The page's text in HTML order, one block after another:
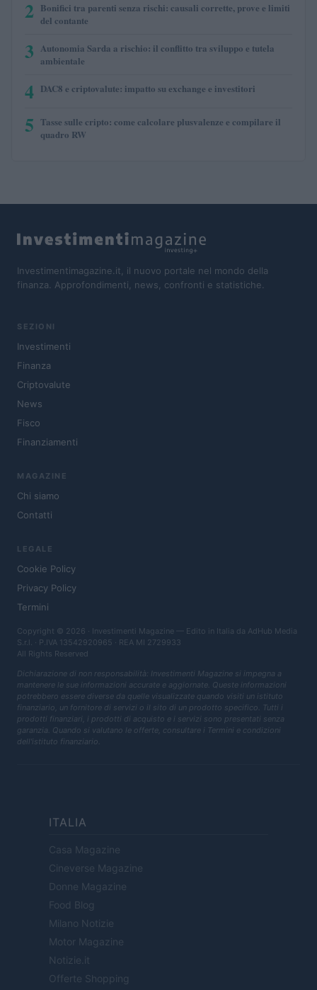
2 Bonifici tra parenti senza rischi: causali corrette, prove e limiti
del contante
3 Autonomia Sarda a rischio: il conflitto tra sviluppo e tutela
ambientale
4 DAC8 e criptovalute: impatto su exchange e investitori
5 Tasse sulle cripto: come calcolare plusvalenze e compilare il
quadro RW
Investimentimagazine.it, il nuovo portale nel mondo della
finanza. Approfondimenti, news, confronti e statistiche.
SEZIONI
Investimenti
Finanza
Criptovalute
News
Fisco
Finanziamenti
MAGAZINE
Chi siamo
Contatti
LEGALE
Cookie Policy
Privacy Policy
Termini
Copyright © 2026 · Investimenti Magazine — Edito in Italia da AdHub Media
S.r.l. · P.IVA 13542920965 · REA MI 2729933
All Rights Reserved
Dichiarazione di non responsabilità: Investimenti Magazine si impegna a
mantenere le sue informazioni accurate e aggiornate. Queste informazioni
potrebbero essere diverse da quelle visualizzate quando visiti un istituto
finanziario, un fornitore di servizi o il sito di un prodotto specifico. Tutti i
prodotti finanziari, i prodotti di acquisto e i servizi sono presentati senza
garanzia. Quando si valutano le offerte, consultare i Termini e condizioni
dell'istituto finanziario.
ITALIA
Casa Magazine
Cineverse Magazine
Donne Magazine
Food Blog
Milano Notizie
Motor Magazine
Notizie.it
Offerte Shopping